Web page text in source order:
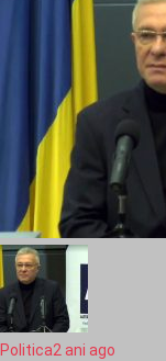
Politica2 ani ago